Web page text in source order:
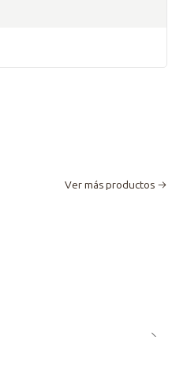
Ver más productos